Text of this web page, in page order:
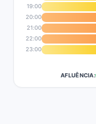
19:00
20:00
21:00
22:00
23:00
AFLUÊNCIA: